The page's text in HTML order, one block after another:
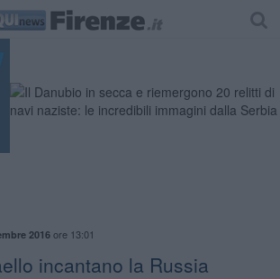
2016ore 13:01
incantano la Russia